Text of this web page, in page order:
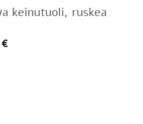
keinutuoli, ruskea
€Hintaluokka: